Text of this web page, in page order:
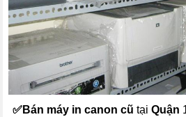
✅Bán máy in canon cũ tại Quận